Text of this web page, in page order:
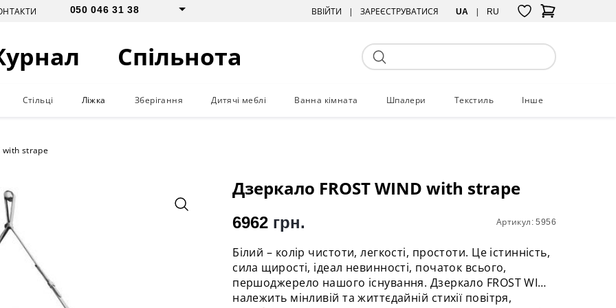
050 046 31 38 ВВІЙТИ ЗАРЕЄСТРУВАТИСЯ UA RU
Спільнота
Стільці Ліжка Зберігання Дитячі меблі Ванна кімната Шпалери Текстиль Інше
with strape
Дзеркало FROST WIND with strape
Артикул: 5956
6962 грн.
Білий – колір чистоти, легкості, простоти. Це істинність,
сила щирості, ідеал невинності, початок всього,
першоджерело нашого існування. Дзеркало FROST WIND
належить мінливій та життєдайній стихії повітря,